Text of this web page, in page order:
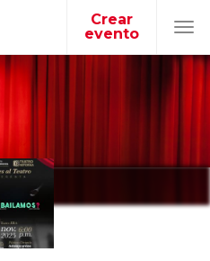
Crear
evento